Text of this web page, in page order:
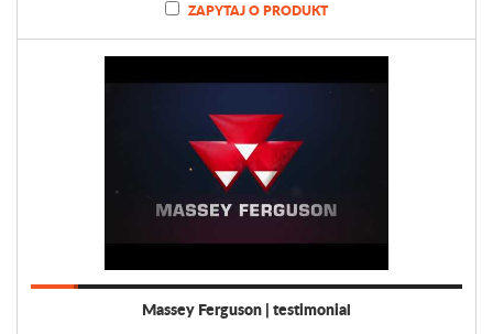
ZAPYTAJ O PRODUKT
Massey Ferguson | testimonial